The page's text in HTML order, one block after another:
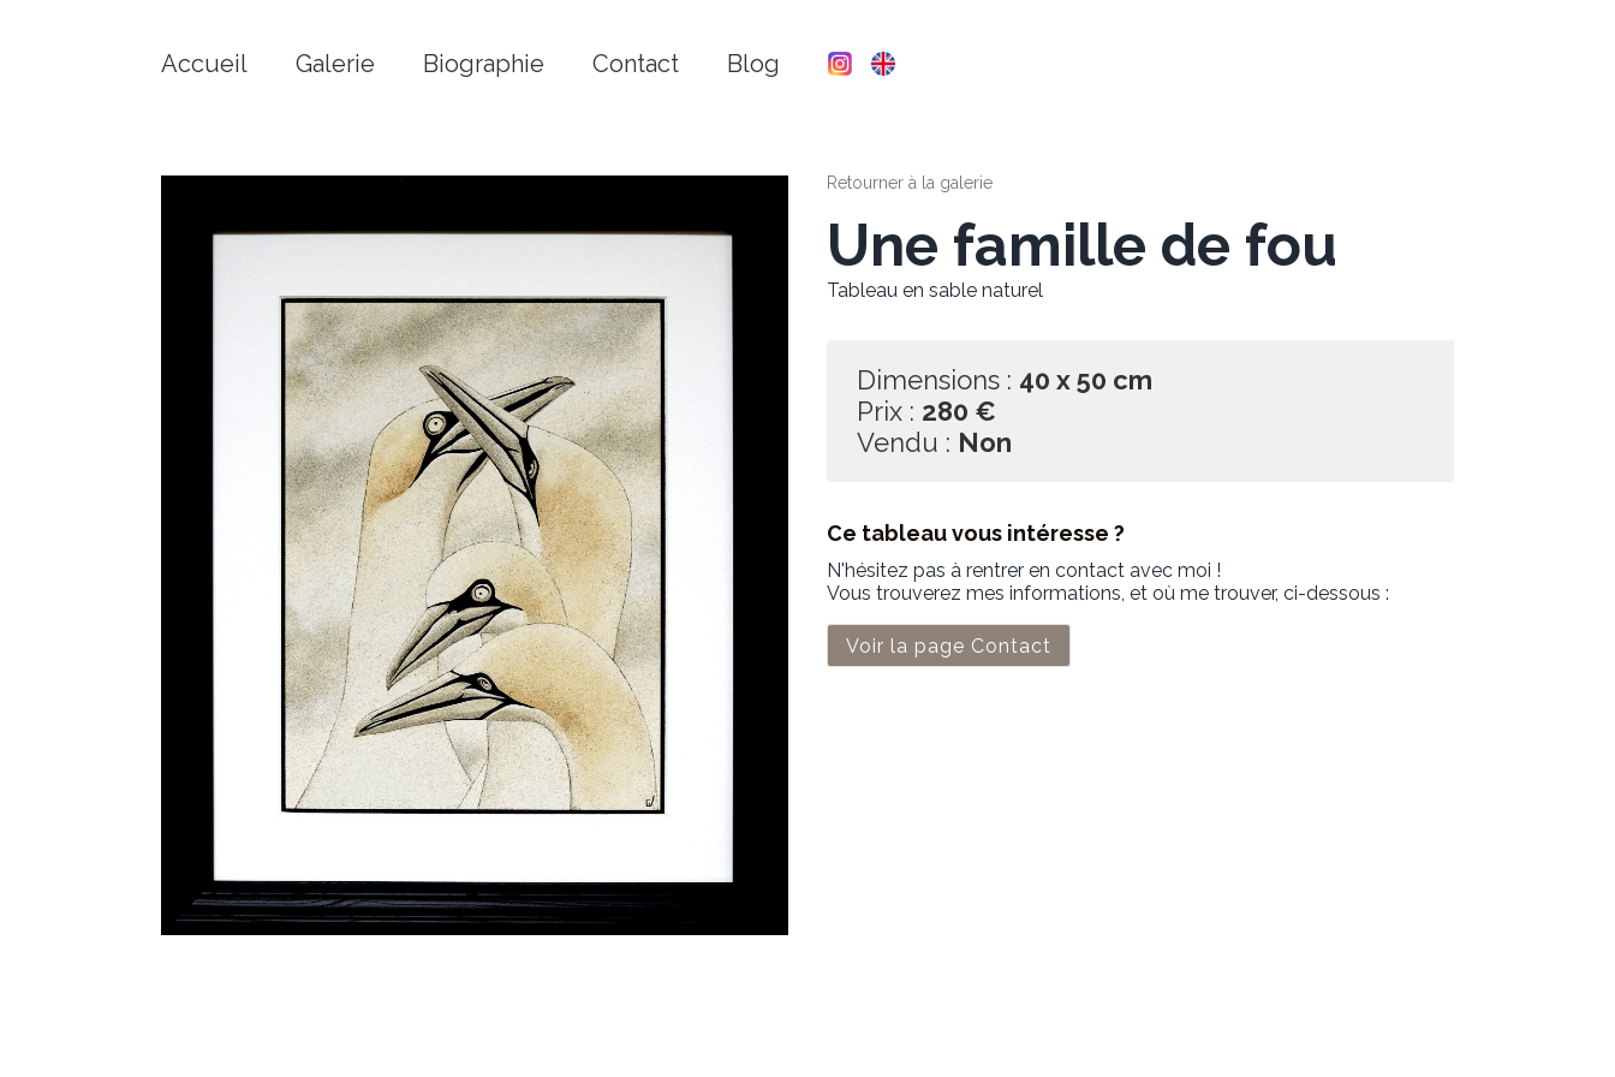
Accueil Galerie Biographie Contact Blog
Retourner à la galerie
Une famille de fou
Tableau en sable naturel
Dimensions : 40 x 50 cm
Prix : 280 €
Vendu : Non
Ce tableau vous intéresse ?
N'hésitez pas à rentrer en contact avec moi !
Vous trouverez mes informations, et où me trouver, ci-dessous :
Voir la page Contact